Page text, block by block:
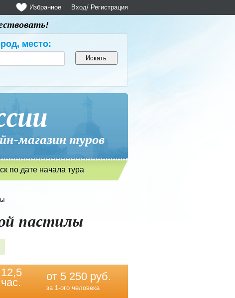
Вход/ Регистрация
Избранное
место:
магазин туров
по дате начала тура
пастилы
12,5
час.
от 5 250 руб.
за 1-ого человека